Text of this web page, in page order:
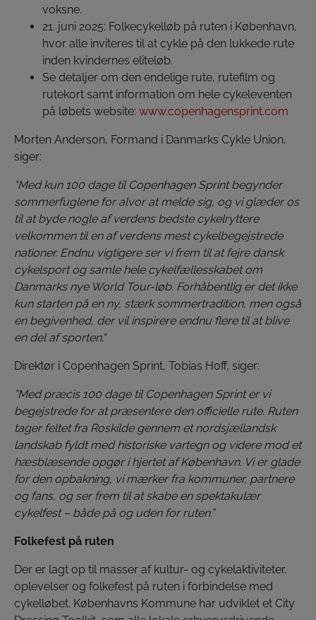
voksne.
21. juni 2025: Folkecykelløb på ruten i København,
hvor alle inviteres til at cykle på den lukkede rute
inden kvindernes eliteløb.
Se detaljer om den endelige rute, rutefilm og
rutekort samt information om hele cykeleventen
på løbets website: www.copenhagensprint.com
Morten Anderson, Formand i Danmarks Cykle Union,
siger:
"Med kun 100 dage til Copenhagen Sprint begynder
sommerfuglene for alvor at melde sig, og vi glæder os
til at byde nogle af verdens bedste cykelryttere
velkommen til en af verdens mest cykelbegejstrede
nationer. Endnu vigtigere ser vi frem til at fejre dansk
cykelsport og samle hele cykelfællesskabet om
Danmarks nye World Tour-løb. Forhåbentlig er det ikke
kun starten på en ny, stærk sommertradition, men også
en begivenhed, der vil inspirere endnu flere til at blive
en del af sporten."
Direktør i Copenhagen Sprint, Tobias Hoff, siger:
”Med præcis 100 dage til Copenhagen Sprint er vi
begejstrede for at præsentere den officielle rute. Ruten
tager feltet fra Roskilde gennem et nordsjællandsk
landskab fyldt med historiske vartegn og videre mod et
hæsblæsende opgør i hjertet af København. Vi er glade
for den opbakning, vi mærker fra kommuner, partnere
og fans, og ser frem til at skabe en spektakulær
cykelfest – både på og uden for ruten.”
Folkefest på ruten
Der er lagt op til masser af kultur- og cykelaktiviteter,
oplevelser og folkefest på ruten i forbindelse med
cykelløbet. Københavns Kommune har udviklet et City